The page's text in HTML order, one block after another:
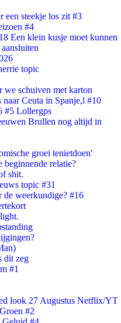
een steekje los zit #3
#4
Een klein kusje moet kunnen
topic
we schuiven met karton
Ceuta in Spanje,l #10
#5 Lollergps
Brullen nog altijd in
groei tenietdoen'
beginnende relatie?
shit.
topic #31
de weerkundige? #16
dit zeg
#1
look 27 Augustus Netflix/YT
#2